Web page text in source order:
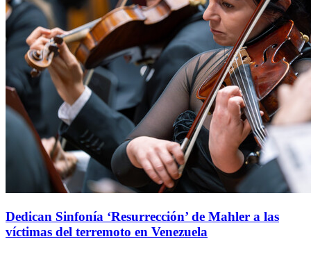
Dedican Sinfonía ‘Resurrección’ de Mahler a las
víctimas del terremoto en Venezuela